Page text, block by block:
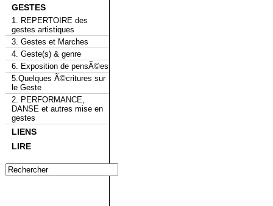
GESTES
1. REPERTOIRE des
gestes artistiques
3. Gestes et Marches
4. Geste(s) & genre
6. Exposition de pensÃ©es
5.Quelques Ã©critures sur
le Geste
2. PERFORMANCE,
DANSE et autres mise en
gestes
LIENS
LIRE